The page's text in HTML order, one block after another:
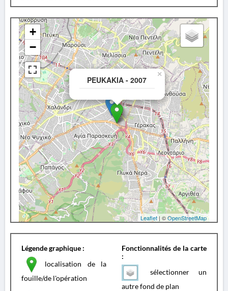
PEUKAKIA - 2007
×
+
−
Leaflet | ©OpenStreetMap
Légende graphique :
localisation de la
fouille/de l'opération
Fonctionnalités de la carte
:
sélectionner un
autre fond de plan